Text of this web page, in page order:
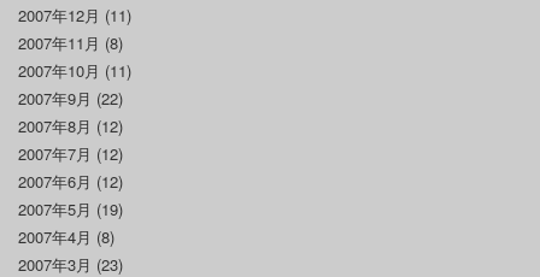
2007年12月 (11)
2007年11月 (8)
2007年10月 (11)
2007年9月 (22)
2007年8月 (12)
2007年7月 (12)
2007年6月 (12)
2007年5月 (19)
2007年4月 (8)
2007年3月 (23)